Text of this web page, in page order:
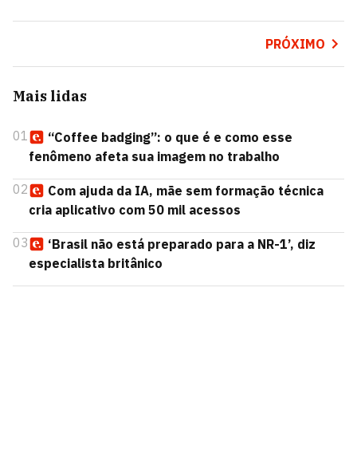
PRÓXIMO
Mais lidas
01
“Coffee badging”: o que é e como esse
fenômeno afeta sua imagem no trabalho
02
Com ajuda da IA, mãe sem formação técnica
cria aplicativo com 50 mil acessos
03
‘Brasil não está preparado para a NR-1’, diz
especialista britânico